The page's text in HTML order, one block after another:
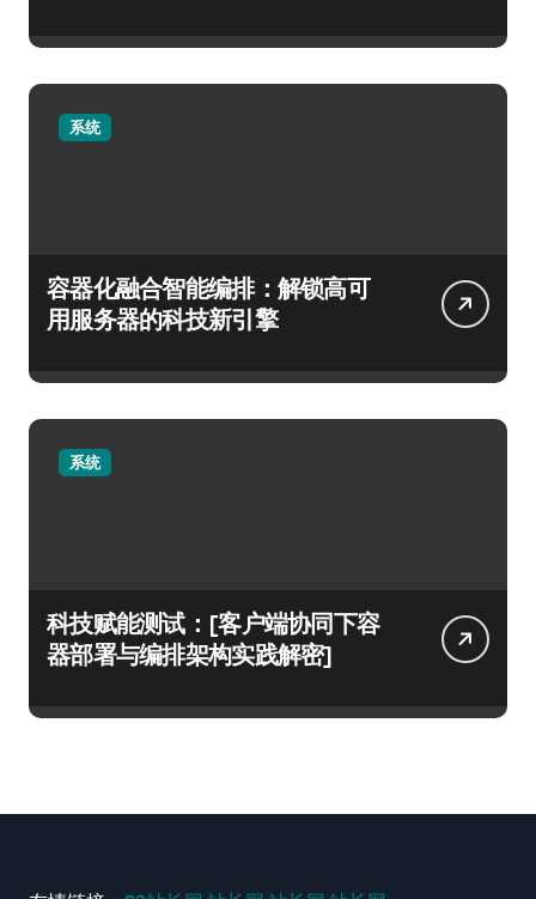
系统
容器化融合智能编排：解锁高可
用服务器的科技新引擎
系统
科技赋能测试：[客户端协同下容
器部署与编排架构实践解密]